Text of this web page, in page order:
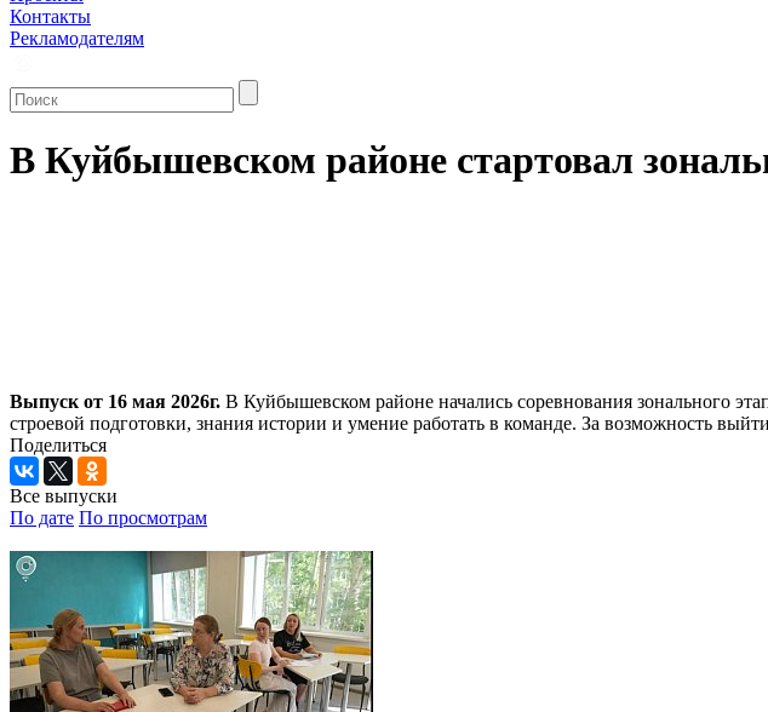
Контакты
Рекламодателям
В Куйбышевском районе стартовал
Выпуск от 16 мая 2026г. В Куйбышевском районе начались соревнования зонального
строевой подготовки, знания истории и умение работать в команде. За возможность
Поделиться
Все выпуски
По дате По просмотрам